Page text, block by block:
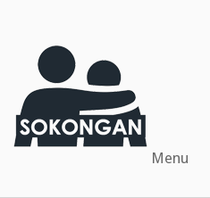
Menu